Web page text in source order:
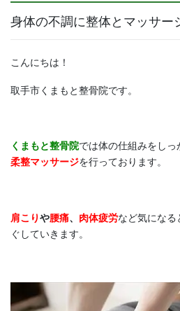
身体の不調に整体とマッサー
こんにちは！
取手市くまもと整骨院です。
くまもと整骨院では体の仕組みをしっ
柔整マッサージを行っております。
肩こりや腰痛、 肉体疲労など気になる
ぐしていきます。